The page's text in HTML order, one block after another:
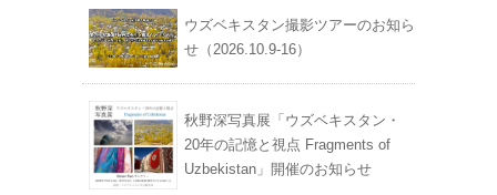
ウズベキスタン撮影ツアーのお知ら
せ（2026.10.9-16）
秋野深写真展「ウズベキスタン・
20年の記憶と視点 Fragments of
Uzbekistan」開催のお知らせ